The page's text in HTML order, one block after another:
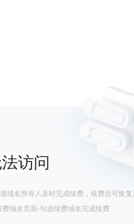
访问
域名所有人及时完成续费，续费后可恢复
域名页面-勾选续费域名完成续费